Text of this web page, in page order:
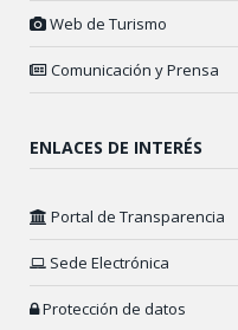
Web de Turismo
Comunicación y Prensa
ENLACES DE INTERÉS
Portal de Transparencia
Sede Electrónica
Protección de datos